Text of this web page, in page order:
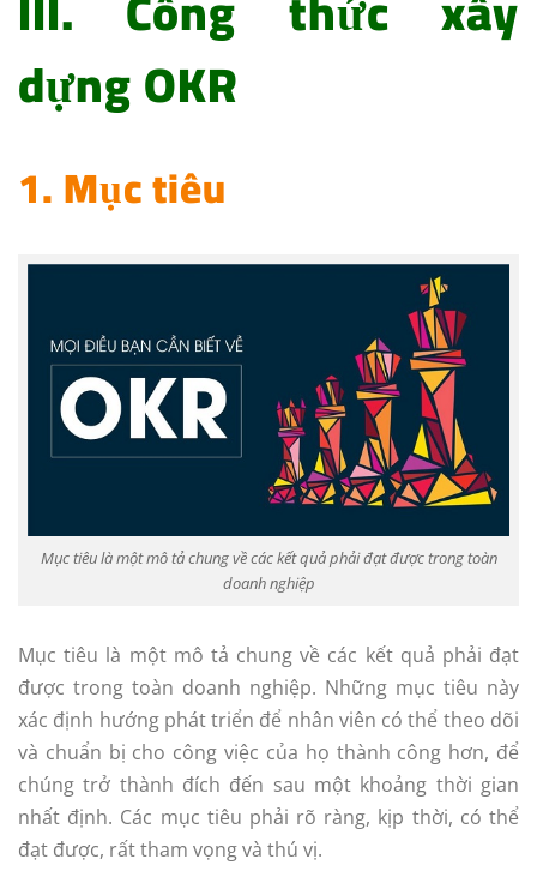
dựng OKR
1. Mục tiêu
Mục tiêu là một mô tả chung về các kết quả phải đạt được trong toàn
doanh nghiệp
Mục tiêu là một mô tả chung về các kết quả phải đạt
được trong toàn doanh nghiệp. Những mục tiêu này
xác định hướng phát triển để nhân viên có thể theo dõi
và chuẩn bị cho công việc của họ thành công hơn, để
chúng trở thành đích đến sau một khoảng thời gian
nhất định. Các mục tiêu phải rõ ràng, kịp thời, có thể
đạt được, rất tham vọng và thú vị.